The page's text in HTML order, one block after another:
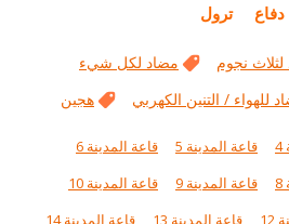
دفاع ترول
نجوم
مضاد لكل شيء
للهواء / التنين الكهربي هجين
قاعة المدينة 5
قاعة المدينة 6
قاعة المدينة 9
قاعة المدينة 10
قاعة المدينة 13
قاعة المدينة 14